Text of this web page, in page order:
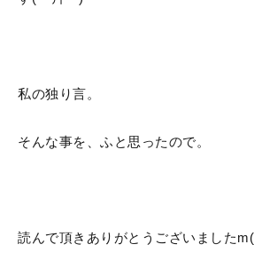
私の独り言。
そんな事を、ふと思ったので。
読んで頂きありがとうございました